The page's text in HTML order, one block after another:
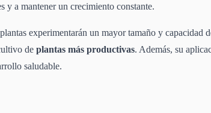
y a mantener un crecimiento constante.
experimentarán un mayor tamaño y capacidad
de plantas más productivas. Además, su
saludable.